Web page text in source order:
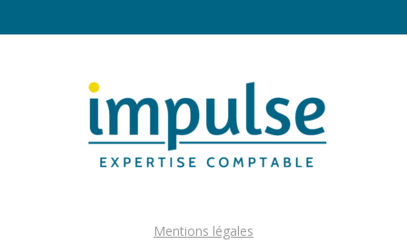
Mentions légales